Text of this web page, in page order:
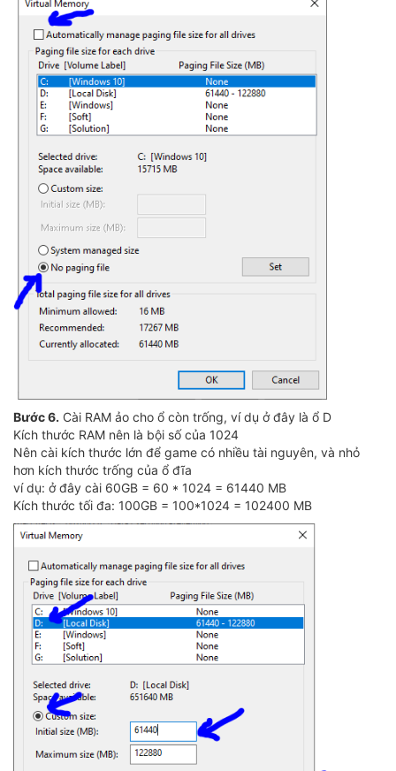
Bước 6. Cài RAM ảo cho ổ còn trống, ví dụ ở đây là ổ D
Kích thước RAM nên là bội số của 1024
Nên cài kích thước lớn để game có nhiều tài nguyên, và nhỏ
hơn kích thước trống của ổ đĩa
ví dụ: ở đây cài 60GB = 60 * 1024 = 61440 MB
Kích thước tối đa: 100GB = 100*1024 = 102400 MB